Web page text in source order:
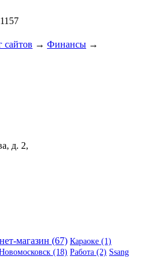
1157
сайтов → Финансы →
д. 2,
магазин (67) Караоке (1)
(18) Работа (2) Ssang